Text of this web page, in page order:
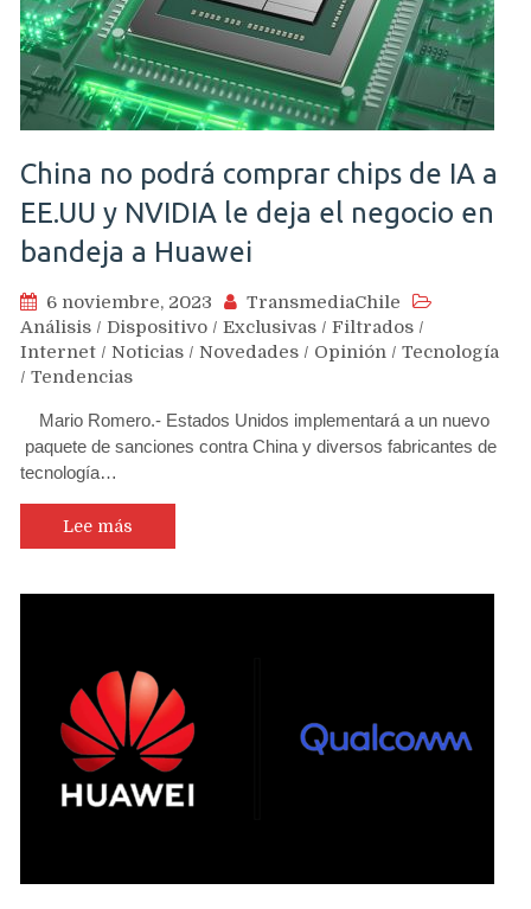
China no podrá comprar chips de IA a
EE.UU y NVIDIA le deja el negocio en
bandeja a Huawei
6 noviembre, 2023
TransmediaChile
Análisis / Dispositivo / Exclusivas / Filtrados /
Internet / Noticias / Novedades / Opinión / Tecnología
/ Tendencias
Mario Romero.- Estados Unidos implementará a un nuevo
paquete de sanciones contra China y diversos fabricantes de
tecnología…
Lee más